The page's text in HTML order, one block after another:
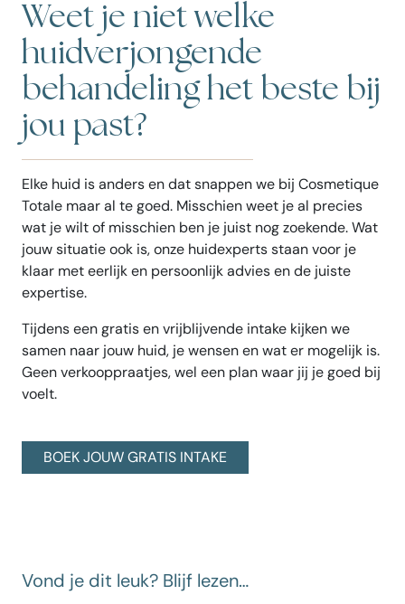
Weet je niet welke
huidverjongende
behandeling het beste bij
jou past?
Elke huid is anders en dat snappen we bij Cosmetique
Totale maar al te goed. Misschien weet je al precies
wat je wilt of misschien ben je juist nog zoekende. Wat
jouw situatie ook is, onze huidexperts staan voor je
klaar met eerlijk en persoonlijk advies en de juiste
expertise.
Tijdens een gratis en vrijblijvende intake kijken we
samen naar jouw huid, je wensen en wat er mogelijk is.
Geen verkooppraatjes, wel een plan waar jij je goed bij
voelt.
BOEK JOUW GRATIS INTAKE
Vond je dit leuk? Blijf lezen…